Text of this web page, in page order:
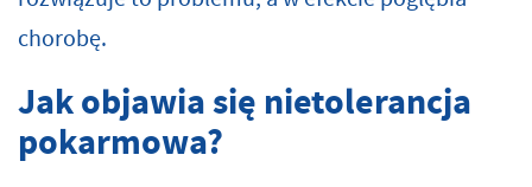
chorobę.
Jak objawia się nietolerancja
pokarmowa?